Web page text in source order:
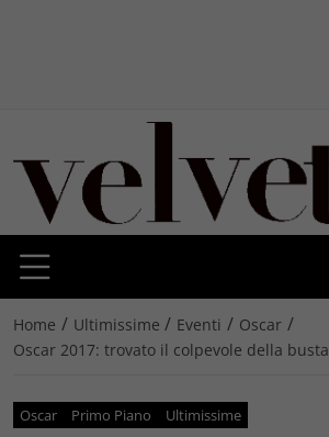
Home / Ultimissime / Eventi / Oscar /
Oscar 2017: trovato il colpevole della busta
Oscar Primo Piano Ultimissime